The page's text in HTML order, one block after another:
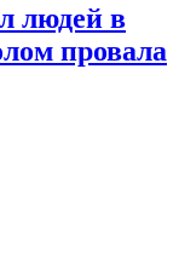
людей в
провала